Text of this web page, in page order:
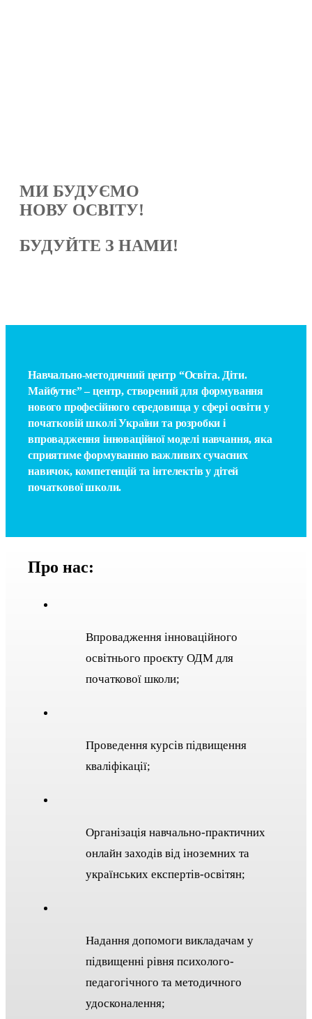
МИ БУДУЄМО
НОВУ ОСВІТУ!
БУДУЙТЕ З НАМИ!
Навчально-методичний центр “Освіта. Діти.
Майбутнє” – центр, створений для формування
нового професійного середовища у сфері освіти у
початковій школі України та розробки і
впровадження інноваційної моделі навчання, яка
сприятиме формуванню важливих сучасних
навичок, компетенцій та інтелектів у дітей
початкової школи.
Про нас:
Впровадження інноваційного
освітнього проєкту ОДМ для
початкової школи;
Проведення курсів підвищення
кваліфікації;
Організація навчально-практичних
онлайн заходів від іноземних та
українських експертів-освітян;
Надання допомоги викладачам у
підвищенні рівня психолого-
педагогічного та методичного
удосконалення;